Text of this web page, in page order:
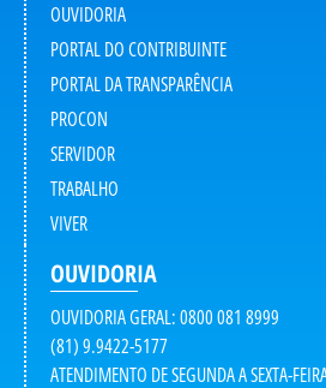
OUVIDORIA
PORTAL DO CONTRIBUINTE
PORTAL DA TRANSPARÊNCIA
PROCON
SERVIDOR
TRABALHO
VIVER
OUVIDORIA
OUVIDORIA GERAL: 0800 081 8999
(81) 9.9422-5177
ATENDIMENTO DE SEGUNDA A SEXTA-